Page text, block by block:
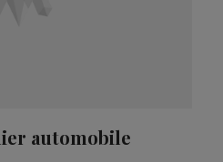
automobile